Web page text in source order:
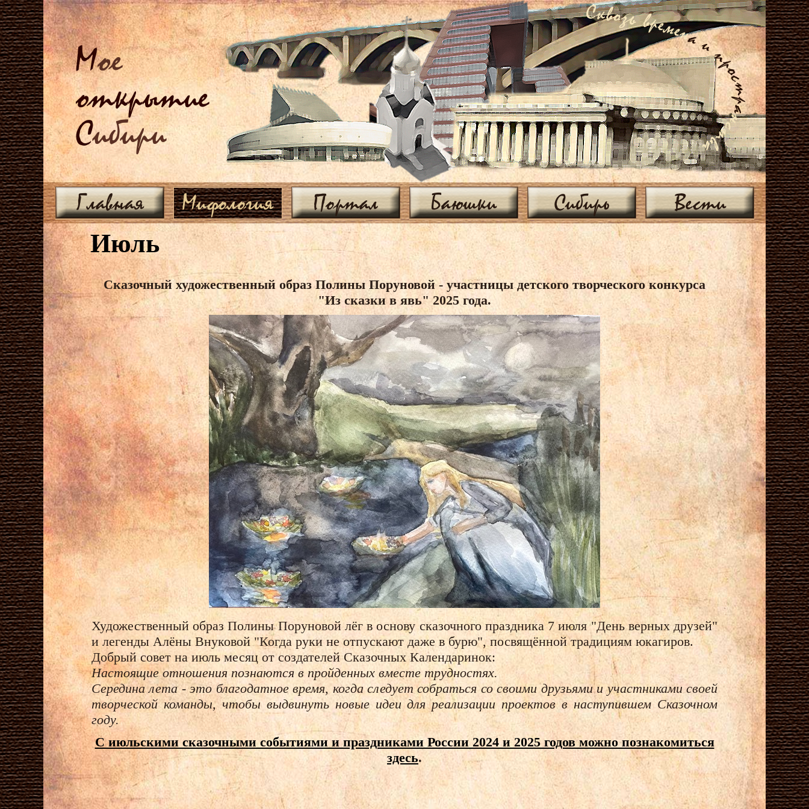
Мое
открытие
Сибири
Главная Мифология Портал Баюшки Сибирь Вести
Июль
Сказочный художественный образ Полины Поруновой - участницы детского творческого конкурса
"Из сказки в явь" 2025 года.
Художественный образ Полины Поруновой лёг в основу сказочного праздника 7 июля "День верных друзей"
и легенды Алёны Внуковой"Когда руки не отпускают даже в бурю", посвящённой традициям юкагиров.
Добрый совет на июль месяц от создателей Сказочных Календаринок:
Настоящие отношения познаются в пройденных вместе трудностях.
Середина лета - это благодатное время, когда следует собраться со своими друзьями и участниками своей
творческой команды, чтобы выдвинуть новые идеи для реализации проектов в наступившем Сказочном
году.
С июльскими сказочными событиями и праздниками России 2024 и 2025 годов можно познакомиться
здесь.